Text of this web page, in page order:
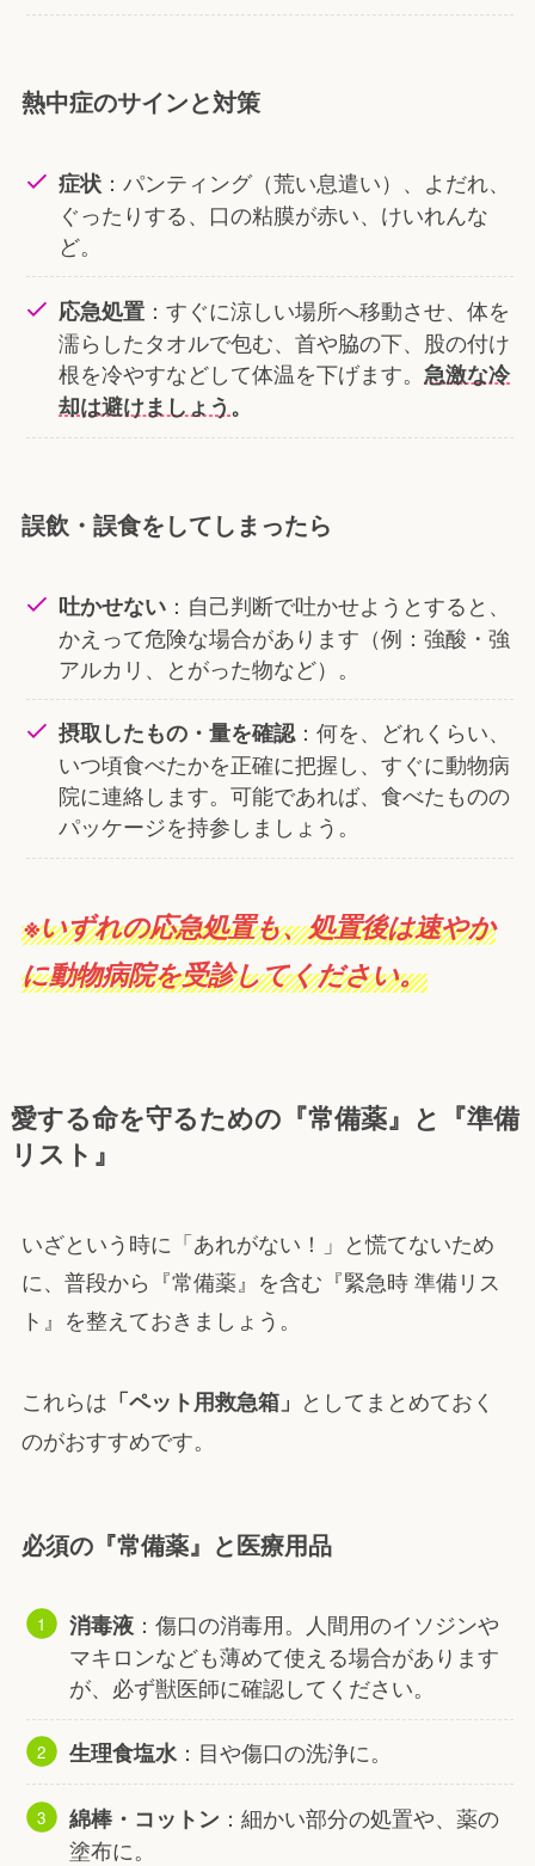
熱中症のサインと対策
症状 ：パンティング（荒い息遣い）、よだれ、
ぐったりする、口の粘膜が赤い、けいれんな
ど。
応急処置 ：すぐに涼しい場所へ移動させ、体を
濡らしたタオルで包む、首や脇の下、股の付け
根を冷やすなどして体温を下げます。急激な冷
却は避けましょう。
誤飲・誤食をしてしまったら
吐かせない ：自己判断で吐かせようとすると、
かえって危険な場合があります（例：強酸・強
アルカリ、とがった物など）。
摂取したもの・量を確認：何を、どれくらい、
いつ頃食べたかを正確に把握し、すぐに動物病
院に連絡します。可能であれば、食べたものの
パッケージを持参しましょう。
※いずれの応急処置も、処置後は速やか
に動物病院を受診してください。
愛する命を守るための『常備薬』と『準備
リスト』
いざという時に「あれがない！」と慌てないため
に、普段から『常備薬』を含む『緊急時 準備リス
ト』を整えておきましょう。
これらは 「ペット用救急箱」 としてまとめておく
のがおすすめです。
必須の『常備薬』と医療用品
消毒液 ：傷口の消毒用。人間用のイソジンや
マキロンなども薄めて使える場合があります
が、必ず獣医師に確認してください。
生理食塩水 ：目や傷口の洗浄に。
綿棒・コットン ：細かい部分の処置や、薬の
塗布に。